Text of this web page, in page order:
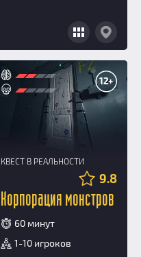
12+
КВЕСТ В РЕАЛЬНОСТИ
9.8
Корпорация монстров
60 минут
1-10 игроков